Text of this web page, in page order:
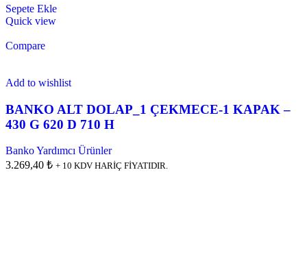
Sepete Ekle
Quick view
Compare
Add to wishlist
BANKO ALT DOLAP_1 ÇEKMECE-1 KAPAK –
430 G 620 D 710 H
Banko Yardımcı Ürünler
3.269,40 ₺ + 10 KDV HARİÇ FİYATIDIR.